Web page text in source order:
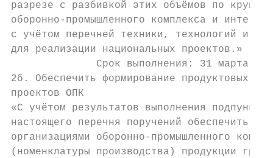
разрезе с разбивкой этих объёмов по
оборонно-промышленного комплекса и
с учётом перечней техники, технологий
для реализации национальных проектов.»
Срок выполнения: 31 марта
2б. Обеспечить формирование
проектов ОПК
«C учётом результатов выполнения
настоящего перечня поручений обеспечить
организациями оборонно-промышленного
(номенклатуры производства)